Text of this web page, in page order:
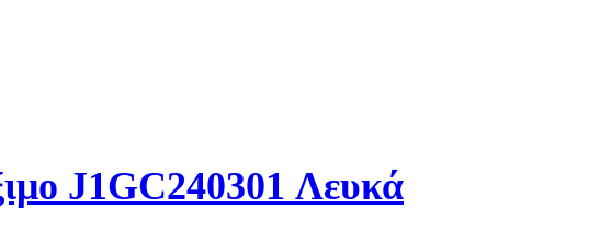
J1GC240301 Λευκά